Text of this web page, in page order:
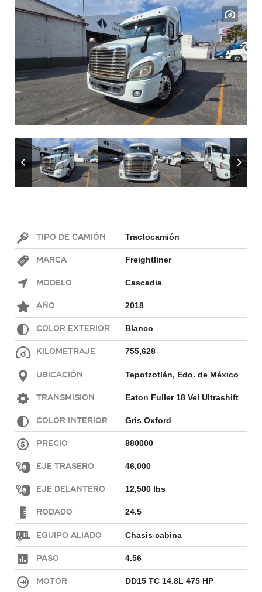
Tipo de Camión Tractocamión
Marca Freightliner
Modelo Cascadia
Año 2018
Color exterior Blanco
Kilometraje 755,628
Ubicación Tepotzotlán, Edo. de México
Transmision Eaton Fuller 18 Vel Ultrashift
Color interior Gris Oxford
Precio 880000
Eje Trasero 46,000
Eje Delantero 12,500 lbs
Rodado 24.5
Equipo Aliado Chasis cabina
Paso 4.56
Motor DD15 TC 14.8L 475 HP